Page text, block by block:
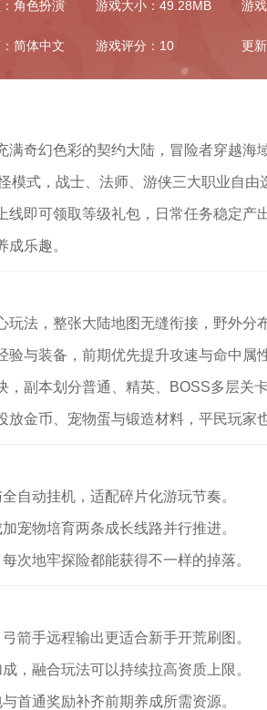
角色扮演 游戏大小：49.28MB 游
简体中文 游戏评分：10 更
满奇幻色彩的契约大陆，冒险者穿越
模式，战士、法师、游侠三大职业自
线即可领取等级礼包，日常任务稳定产
乐趣。
玩法，整张大陆地图无缝衔接，野外
验与装备，前期优先提升攻速与命中属
，副本划分普通、精英、BOSS多层关
金币、宠物蛋与锻造材料，平民玩家
自动挂机，适配碎片化游玩节奏。
宠物培育两条成长线路并行推进。
次地牢探险都能获得不一样的掉落。
箭手远程输出更适合新手开荒刷图。
，融合玩法可以持续拉高资质上限。
首通奖励补齐前期养成所需资源。